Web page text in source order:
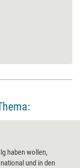
haben wollen,
und in den